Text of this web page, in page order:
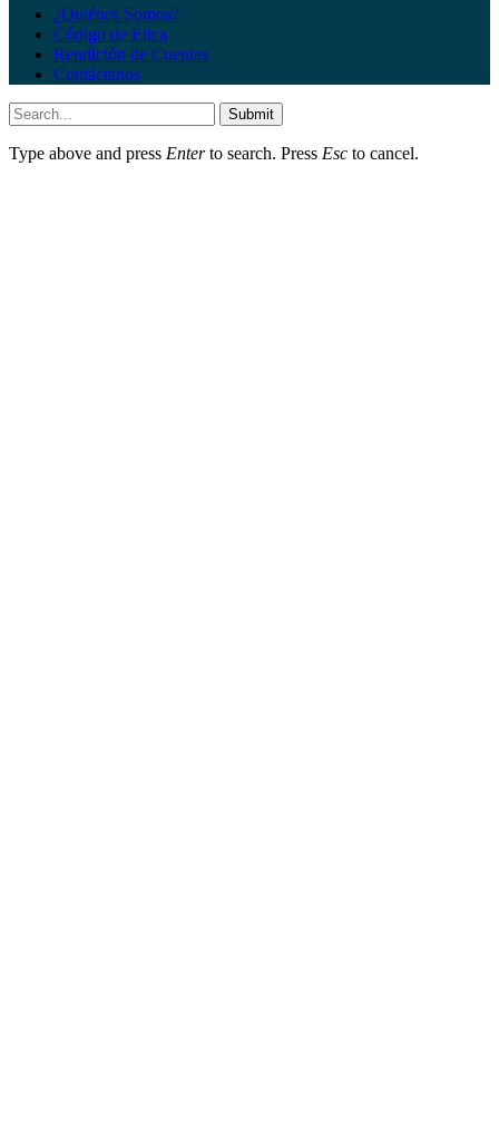
¿Quiénes Somos?
Código de Ética
Rendición de Cuentas
Contáctanos
Submit
Type above and press Enterto search. Press Esc to cancel.